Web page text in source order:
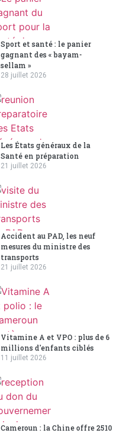
Sport et santé : le panier
gagnant des « bayam-
sellam »
28 juillet 2026
Les États généraux de la
Santé en préparation
21 juillet 2026
Accident au PAD, les neuf
mesures du ministre des
transports
21 juillet 2026
Vitamine A et VPO : plus de 6
millions d'enfants ciblés
11 juillet 2026
Cameroun : la Chine offre 2510